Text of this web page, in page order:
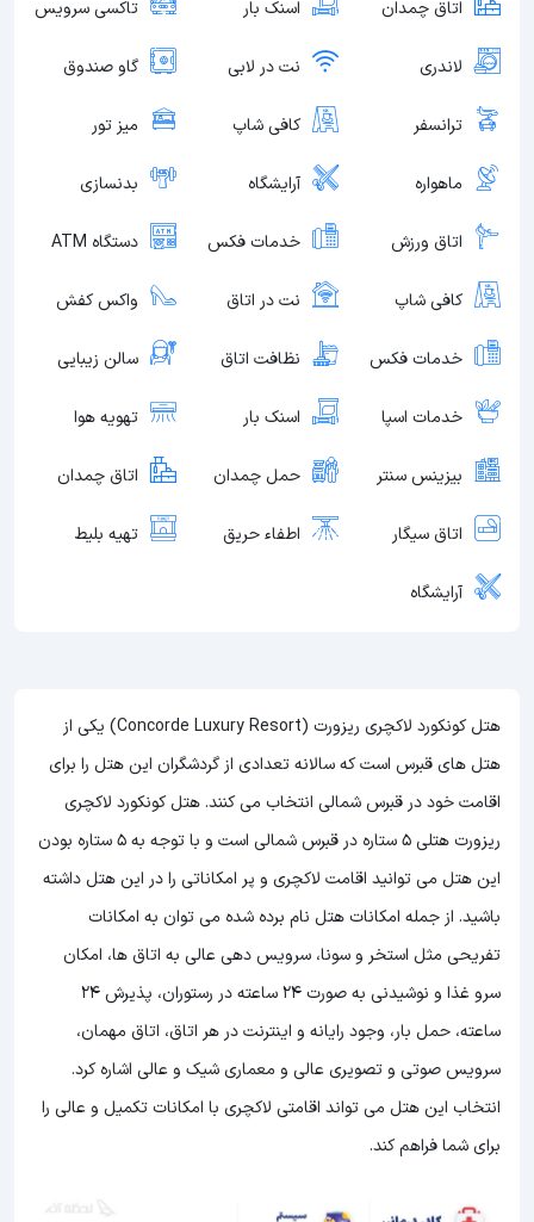
اتاق چمدان اسنک بار تاکسی سرویس
لاندری نت در لابی گاو صندوق
ترانسفر کافی شاپ میز تور
ماهواره آرایشگاه بدنسازی
اتاق ورزش خدمات فکس دستگاه ATM
کافی شاپ نت در اتاق واکس کفش
خدمات فکس نظافت اتاق سالن زیبایی
خدمات اسپا اسنک بار تهویه هوا
بیزینس سنتر حمل چمدان اتاق چمدان
اتاق سیگار اطفاء حریق تهیه بلیط
آرایشگاه
هتل کونکورد لاکچری ریزورت (Concorde Luxury Resort) یکی از
هتل های قبرس است که سالانه تعدادی از گردشگران این هتل را برای
اقامت خود در قبرس شمالی انتخاب می کنند. هتل کونکورد لاکچری
ریزورت هتلی 5 ستاره در قبرس شمالی است و با توجه به 5 ستاره بودن
این هتل می توانید اقامت لاکچری و پر امکاناتی را در این هتل داشته
باشید. از جمله امکانات هتل نام برده شده می توان به امکانات
تفریحی مثل استخر و سونا، سرویس دهی عالی به اتاق ها، امکان
سرو غذا و نوشیدنی به صورت 24 ساعته در رستوران، پذیرش 24
ساعته، حمل بار، وجود رایانه و اینترنت در هر اتاق، اتاق مهمان،
سرویس صوتی و تصویری عالی و معماری شیک و عالی اشاره کرد.
انتخاب این هتل می تواند اقامتی لاکچری با امکانات تکمیل و عالی را
برای شما فراهم کند.